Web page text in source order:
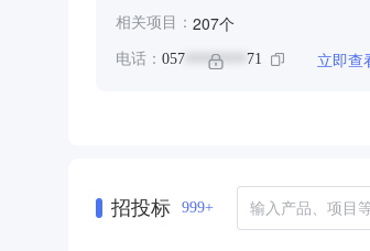
相关项目： 207个
电话： 057 ******** 71 立即查
招投标 999+